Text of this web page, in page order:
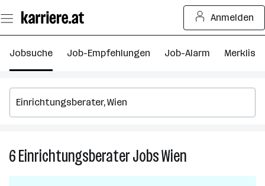
Seiteninhalt
springen
Anmelden
Jobsuche Job-Empfehlungen Job-Alarm Merkliste
6EinrichtungsberaterJobsWien